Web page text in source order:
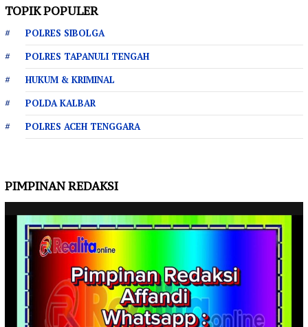
TOPIK POPULER
POLRES SIBOLGA
POLRES TAPANULI TENGAH
HUKUM & KRIMINAL
POLDA KALBAR
POLRES ACEH TENGGARA
PIMPINAN REDAKSI